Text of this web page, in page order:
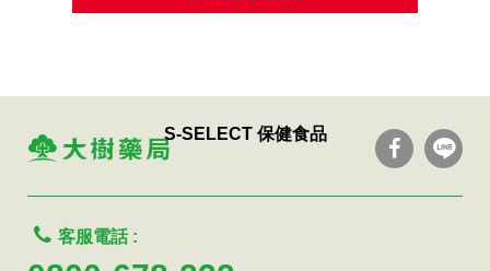
S-SELECT 保健食品
客服電話 :